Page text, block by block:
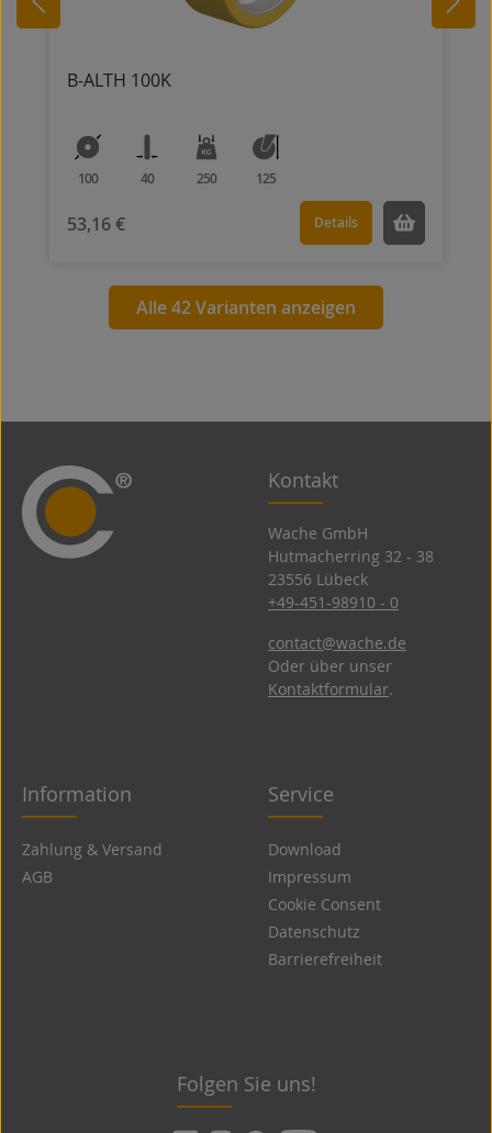
B-ALTH 100K
100 40 250 125
53,16 € Details
Alle 42 Varianten anzeigen
Kontakt
Wache GmbH
Hutmacherring 32 ­- 38
23556 Lübeck
+49-451-98910 - 0
contact@wache.de
Oder über unser
Kontaktformular.
Information
Zahlung & Versand
AGB
Service
Download
Impressum
Cookie Consent
Datenschutz
Barrierefreiheit
Folgen Sie uns!